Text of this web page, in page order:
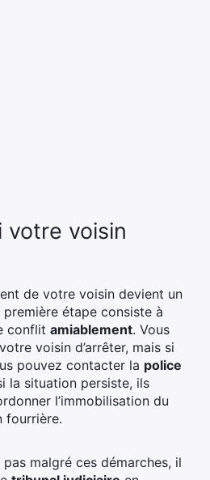
votre voisin
de votre voisin devient un
étape consiste à
conflit amiablement. Vous
voisin d’arrêter, mais si
pouvez contacter la police
la situation persiste, ils
l’immobilisation du
fourrière.
pas malgré ces démarches, il